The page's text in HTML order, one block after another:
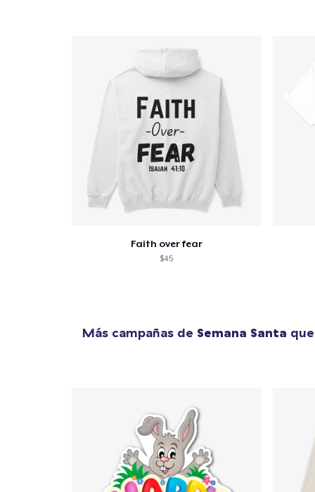
Faith over fear
$45
Más campañas de Semana Santa